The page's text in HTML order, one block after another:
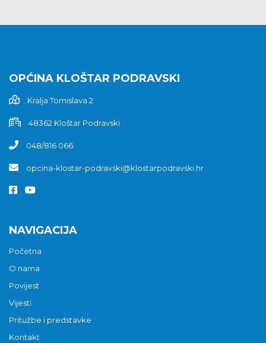
OPĆINA KLOŠTAR PODRAVSKI
Kralja Tomislava 2
48362 Kloštar Podravski
048/816 066
opcina-klostar-podravski@klostarpodravski.hr
NAVIGACIJA
Početna
O nama
Povijest
Vijesti
Pritužbe i predstavke
Kontakt